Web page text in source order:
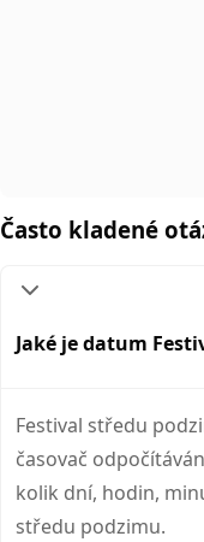
Často kladené
Jaké je datum
Festival středu
časovač
kolik dní, hodin,
středu podzimu.